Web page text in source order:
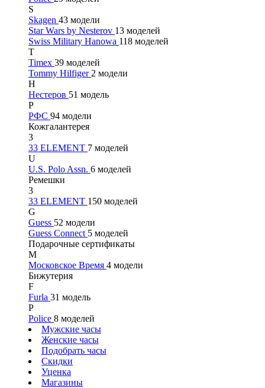
S
Skagen 43 модели
Star Wars by Nesterov 13 моделей
Swiss Military Hanowa 118 моделей
T
Timex 39 моделей
Tommy Hilfiger 2 модели
Н
Нестеров 51 модель
Р
РФС 94 модели
Кожгалантерея
3
33 ELEMENT 7 моделей
U
U.S. Polo Assn. 6 моделей
Ремешки
3
33 ELEMENT 150 моделей
G
Guess 52 модели
Guess Connect 5 моделей
Подарочные сертификаты
М
Московское Время 4 модели
Бижутерия
F
Furla 31 модель
P
Police 8 моделей
Мужские часы
Женские часы
Подобрать часы
Скидки
Уценка
Магазины